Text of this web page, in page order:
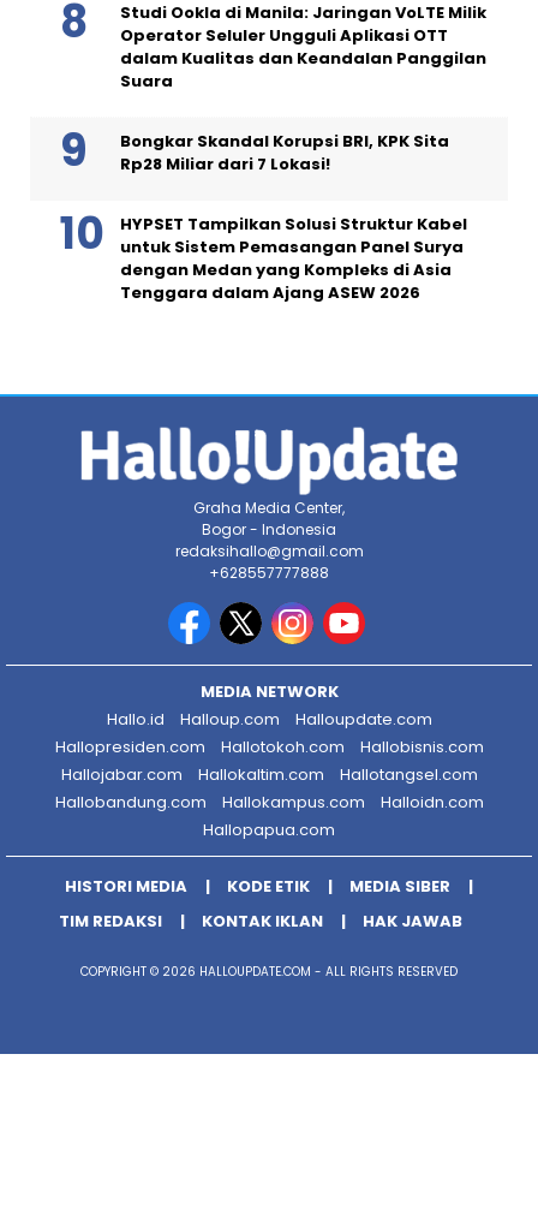
Studi Ookla di Manila: Jaringan VoLTE Milik
Operator Seluler Ungguli Aplikasi OTT
dalam Kualitas dan Keandalan Panggilan
Suara
Bongkar Skandal Korupsi BRI, KPK Sita
Rp28 Miliar dari 7 Lokasi!
HYPSET Tampilkan Solusi Struktur Kabel
untuk Sistem Pemasangan Panel Surya
dengan Medan yang Kompleks di Asia
Tenggara dalam Ajang ASEW 2026
Graha Media Center,
Bogor - Indonesia
redaksihallo@gmail.com
+628557777888
MEDIA NETWORK
Hallo.id
Halloup.com
Halloupdate.com
Hallopresiden.com
Hallotokoh.com
Hallobisnis.com
Hallojabar.com
Hallokaltim.com
Hallotangsel.com
Hallobandung.com
Hallokampus.com
Halloidn.com
Hallopapua.com
HISTORI MEDIA KODE ETIK
MEDIA SIBER
TIM REDAKSI
KONTAK IKLAN HAK JAWAB
COPYRIGHT © 2026 HALLOUPDATE.COM - ALL RIGHTS RESERVED